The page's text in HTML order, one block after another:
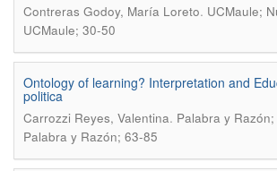
Contreras Godoy, María Loreto. UCMaule;
UCMaule; 30-50
Ontology of learning? Interpretation and
politica
Carrozzi Reyes, Valentina. Palabra y
Palabra y Razón; 63-85